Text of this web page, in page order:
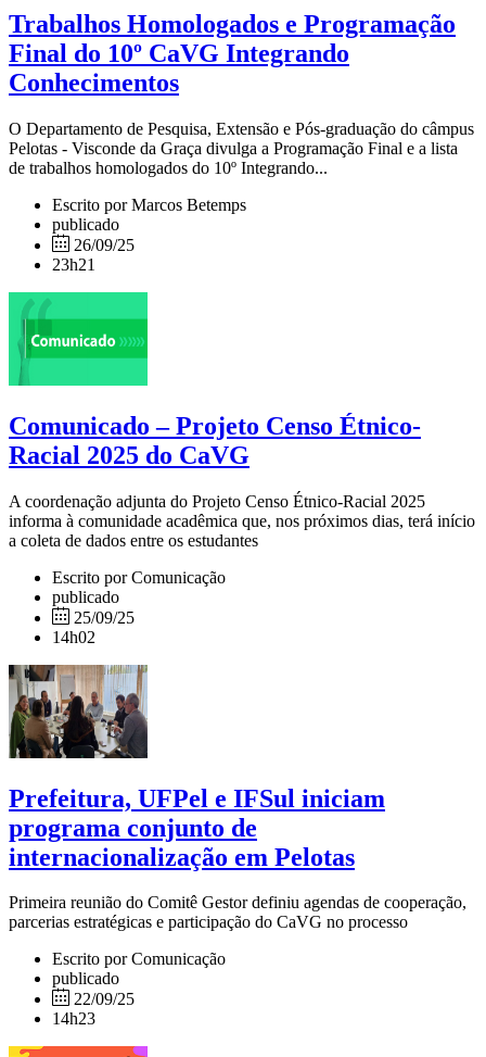
Trabalhos Homologados e Programação
Final do 10º CaVG Integrando
Conhecimentos
O Departamento de Pesquisa, Extensão e Pós-graduação do câmpus
Pelotas - Visconde da Graça divulga a Programação Final e a lista
de trabalhos homologados do 10º Integrando...
Escrito por Marcos Betemps
publicado
26/09/25
23h21
Comunicado – Projeto Censo Étnico-
Racial 2025 do CaVG
A coordenação adjunta do Projeto Censo Étnico-Racial 2025
informa à comunidade acadêmica que, nos próximos dias, terá início
a coleta de dados entre os estudantes
Escrito por Comunicação
publicado
25/09/25
14h02
Prefeitura, UFPel e IFSul iniciam
programa conjunto de
internacionalização em Pelotas
Primeira reunião do Comitê Gestor definiu agendas de cooperação,
parcerias estratégicas e participação do CaVG no processo
Escrito por Comunicação
publicado
22/09/25
14h23